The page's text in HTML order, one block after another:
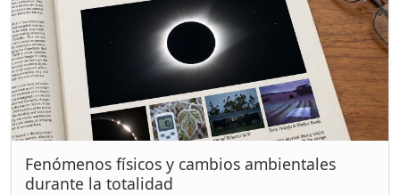
Fenómenos físicos y cambios ambientales
durante la totalidad